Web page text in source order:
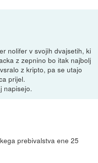
nolifer v svojih dvajsetih, ki
z zepnino bo itak najbolj
z kripto, pa se utajo
prijel.
napisejo.
prebivalstva ene 25